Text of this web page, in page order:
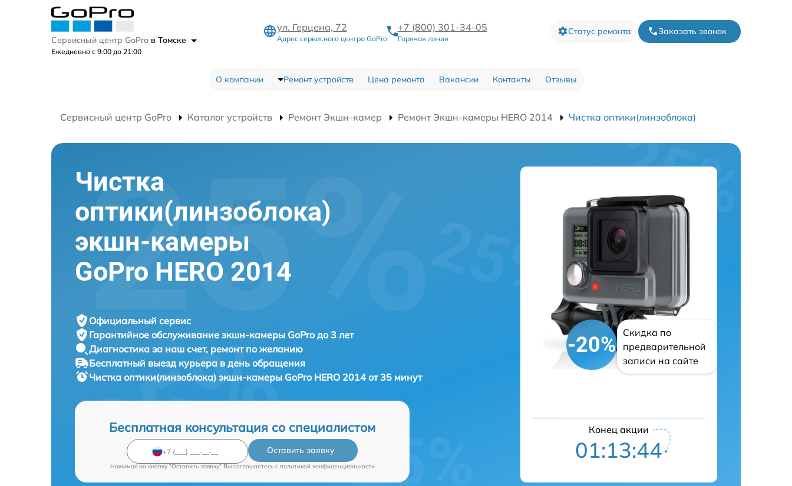
Сервисный центр GoPro в Томске
Ежедневно с 9:00 до 21:00
ул. Герцена, 72
Адрес сервисного центра GoPro
+7 (800) 301-34-05
Горячая линия
Статус ремонта Заказать звонок
О компании Ремонт устройств Цена ремонта Вакансии Контакты Отзывы
Сервисный центр GoPro Каталог устройств Ремонт Экшн-камер Ремонт Экшн-камеры HERO 2014 Чистка оптики(линзоблока)
Чистка
оптики(линзоблока)
экшн-камеры
GoPro HERO 2014
Официальный сервис
Гарантийное обслуживание экшн-камеры GoPro до 3 лет
Диагностика за наш счет, ремонт по желанию
Бесплатный выезд курьера в день обращения
Чистка оптики(линзоблока) экшн-камеры GoPro HERO 2014 от 35 минут
Бесплатная консультация со специалистом
Оставить заявку
Нажимая на кнопку "Оставить заявку" Вы соглашаетесь c политикой конфиденциальности
-20%
Скидка по
предварительной
записи на сайте
Конец акции
01:13:43